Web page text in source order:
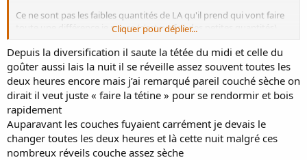
commencer le traitement. Cependant, les quelques données sur le
taux colostral des anticorps
que dans le lait mature.
Ce ne sont pas les faibles quantités de LA qu'il prend qui vont faire
toute une différence je pense (c'est parfait des petites quantités).
Est-ce qu'avec la diversification bébé a espacé ses tétées ? C'est
souvent cela qui provoque une baisse. Est-ce que malgré cette
baisse apparente bébé prend bien du poids ? Parfois la sensation de
baisse est un peu trompeuse
.
Les couches sèches peuvent être à cause des fortes chaleurs.
Dans tous les cas, en attendans la prochaine pesée, proposer+++ le
sein à bébé devrait régler le problème des couches trop sèches et
de la production en berne si elle est là.
N'hésite pas à proposer systématiquement le 2e sein si tu ne le
Cliquer pour déplier...
Depuis la diversification il saute la tétée du midi et celle du
goûter aussi lais la nuit il se réveille assez souvent toutes les
deux heures encore mais j’ai remarqué pareil couché sèche on
dirait il veut juste « faire la tétine » pour se rendormir et bois
rapidement
Auparavant les couches fuyaient carrément je devais le
changer toutes les deux heures et là cette nuit malgré ces
nombreux réveils couche assez sèche